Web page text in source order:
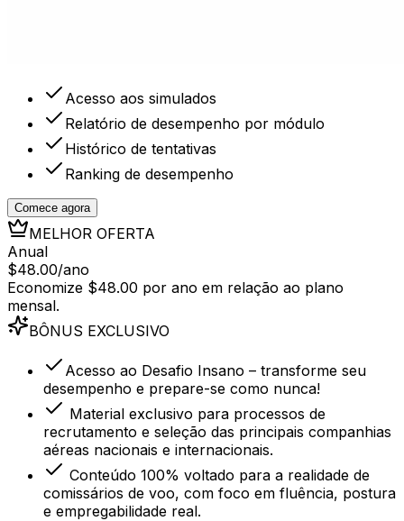
Acesso aos simulados
Relatório de desempenho por módulo
Histórico de tentativas
Ranking de desempenho
Comece agora
MELHOR OFERTA
Anual
$48.00/ano
Economize $48.00 por ano em relação ao plano
mensal.
BÔNUS EXCLUSIVO
Acesso ao Desafio Insano – transforme seu
desempenho e prepare-se como nunca!
Material exclusivo para processos de
recrutamento e seleção das principais companhias
aéreas nacionais e internacionais.
Conteúdo 100% voltado para a realidade de
comissários de voo, com foco em fluência, postura
e empregabilidade real.